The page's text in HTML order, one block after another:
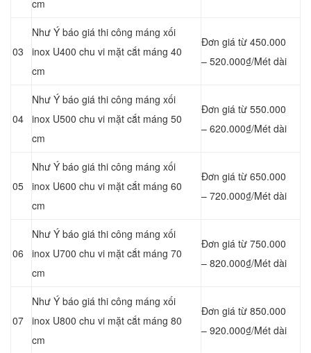
cm
03
Như Ý báo giá thi công máng xối
inox U400 chu vi mặt cắt máng 40
cm
Đơn giá từ 450.000
– 520.000₫/Mét dài
04
Như Ý báo giá thi công máng xối
inox U500 chu vi mặt cắt máng 50
cm
Đơn giá từ 550.000
– 620.000₫/Mét dài
05
Như Ý báo giá thi công máng xối
inox U600 chu vi mặt cắt máng 60
cm
Đơn giá từ 650.000
– 720.000₫/Mét dài
06
Như Ý báo giá thi công máng xối
inox U700 chu vi mặt cắt máng 70
cm
Đơn giá từ 750.000
– 820.000₫/Mét dài
07
Như Ý báo giá thi công máng xối
inox U800 chu vi mặt cắt máng 80
cm
Đơn giá từ 850.000
– 920.000₫/Mét dài